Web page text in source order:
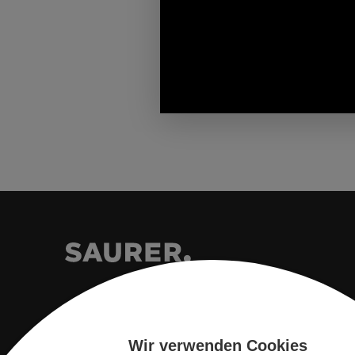
Wir verwenden Cookies